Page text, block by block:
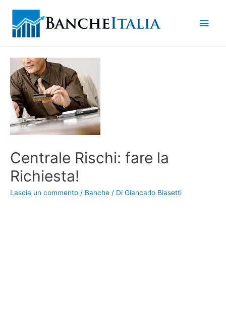
Centrale Rischi: fare la
Richiesta!
Lascia un commento / Banche / Di Giancarlo Biasetti